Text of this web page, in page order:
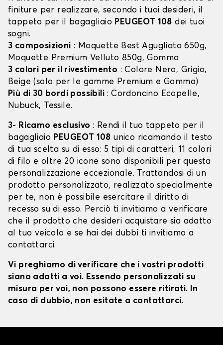
finiture per realizzare, secondo i tuoi desideri, il
tappeto per il bagagliaio PEUGEOT 108 dei tuoi
sogni.
3 composizioni : Moquette Best Agugliata 650g,
Moquette Premium Velluto 850g, Gomma
3 colori per il rivestimento : Colore Nero, Grigio,
Beige (solo per le gamme Premium e Gomma)
Più di 30 bordi possibili: Cordoncino Ecopelle,
Nubuck, Tessile.
3- Ricamo esclusivo : Rendi il tuo tappeto per il
bagagliaio PEUGEOT 108 unico ricamando il testo
di tua scelta su di esso: 5 tipi di caratteri, 11 colori
di filo e oltre 20 icone sono disponibili per questa
personalizzazione eccezionale. Trattandosi di un
prodotto personalizzato, realizzato specialmente
per te, non è possibile esercitare il diritto di
recesso su di esso. Perciò ti invitiamo a verificare
che il prodotto che desideri acquistare sia adatto
al tuo veicolo e se hai dei dubbi ti invitiamo a
contattarci.
Vi preghiamo di verificare che i vostri prodotti
siano adatti a voi. Essendo personalizzati su
misura per voi, non possono essere ritirati. In
caso di dubbio, non esitate a contattarci.